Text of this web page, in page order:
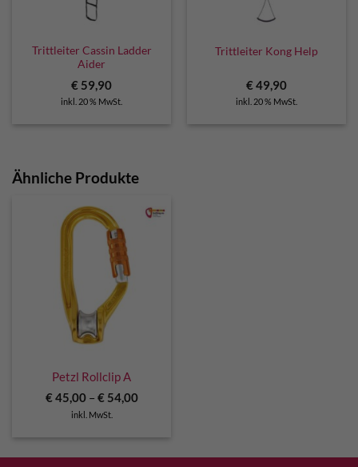
Trittleiter Cassin Ladder
Aider
€ 59,90
inkl. 20 % MwSt.
Trittleiter Kong Help
€49,90
inkl. 20 % MwSt.
Ähnliche Produkte
Petzl Rollclip A
€45,00– €54,00
inkl. MwSt.